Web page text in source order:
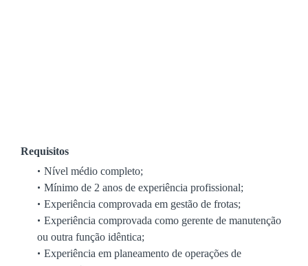
Requisitos
Nível médio completo;
Mínimo de 2 anos de experiência profissional;
Experiência comprovada em gestão de frotas;
Experiência comprovada como gerente de manutenção
ou outra função idêntica;
Experiência em planeamento de operações de